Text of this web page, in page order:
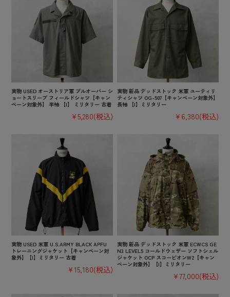
実物 USED オーストリア軍 プルオーバー シ
ョートスリーブ フィールドシャツ【キャン
ペーン対象外】 半袖 【I】 ミリタリー 古着
¥5,280(税込)
実物 新品 デッドストック 米軍 ユーティリ
ティシャツ OG-507【キャンペーン対象外】
長袖 【I】ミリタリー
¥6,380(税込)
実物 USED 米軍 U.S.ARMY BLACK APFU
トレーニングジャケット【キャンペーン対
象外】【I】ミリタリー 古着
¥15,180(税込)
実物 新品 デッドストック 米軍 ECWCS GE
N3 LEVEL5 コールドウェザー ソフトシェル
ジャケット OCP スコーピオンW2【キャン
ペーン対象外】【I】ミリタリー
¥77,000(税込)